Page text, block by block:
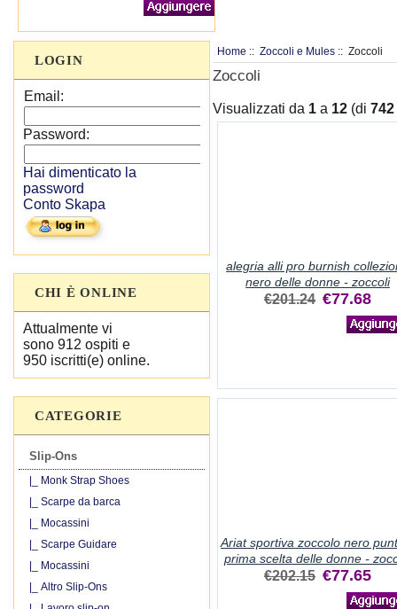
LOGIN
Email:
Password:
Hai dimenticato la
password
Conto Skapa
CHI È ONLINE
Attualmente vi
sono 912 ospiti e
950 iscritti(e) online.
CATEGORIE
Slip-Ons
|_ Monk Strap Shoes
|_ Scarpe da barca
|_ Mocassini
|_ Scarpe Guidare
|_ Mocassini
|_ Altro Slip-Ons
Home :: Zoccoli e Mules:: Zoccoli
Zoccoli
Visualizzati da 1a 12(di 742
alegria alli pro burnish
nero delle donne - zoccoli
€201.24 €77.68
Ariat sportiva zoccolo nero
prima scelta delle donne -
€202.15 €77.65